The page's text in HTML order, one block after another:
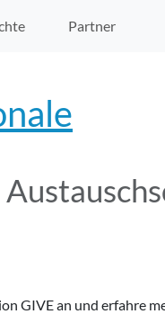
Partner
GIVE an und erfahre